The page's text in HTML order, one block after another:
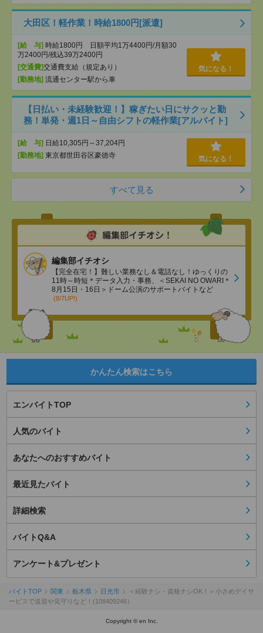
大田区！軽作業！時給1800円[派遣]
[給 与] 時給1800円 日額平均1万4400円/月額30
万2400円/残込39万2400円
[交通費]交通費支給（規定あり）
[勤務地] 流通センター駅から車
気になる！
【日払い・未経験歓迎！】稼ぎたい日にサクッと勤
務！単発・週1日～自由シフトの軽作業[アルバイト]
[給 与] 日給10,305円～37,204円
[勤務地] 東京都世田谷区豪徳寺 気になる！
すべて見る
編集部イチオシ
【完全在宅！】難しい業務なし＆電話なし！ゆっくりの
11時～時短＊データ入力・事務、＜SEKAI NO OWARI＊
8月15日・16日＞ドーム公演のサポートバイトなど
(8/7UP!)
かんたん検索はこちら
エンバイトTOP
人気のバイト
あなたへのおすすめバイト
最近見たバイト
詳細検索
バイトQ&A
アンケート&プレゼント
バイトTOP 関東 栃木県 日光市
＜経験ナシ・資格ナシOK！＞小さめデイサ
ービスで送迎や見守りなど！(108409246）
Copyright © en Inc.